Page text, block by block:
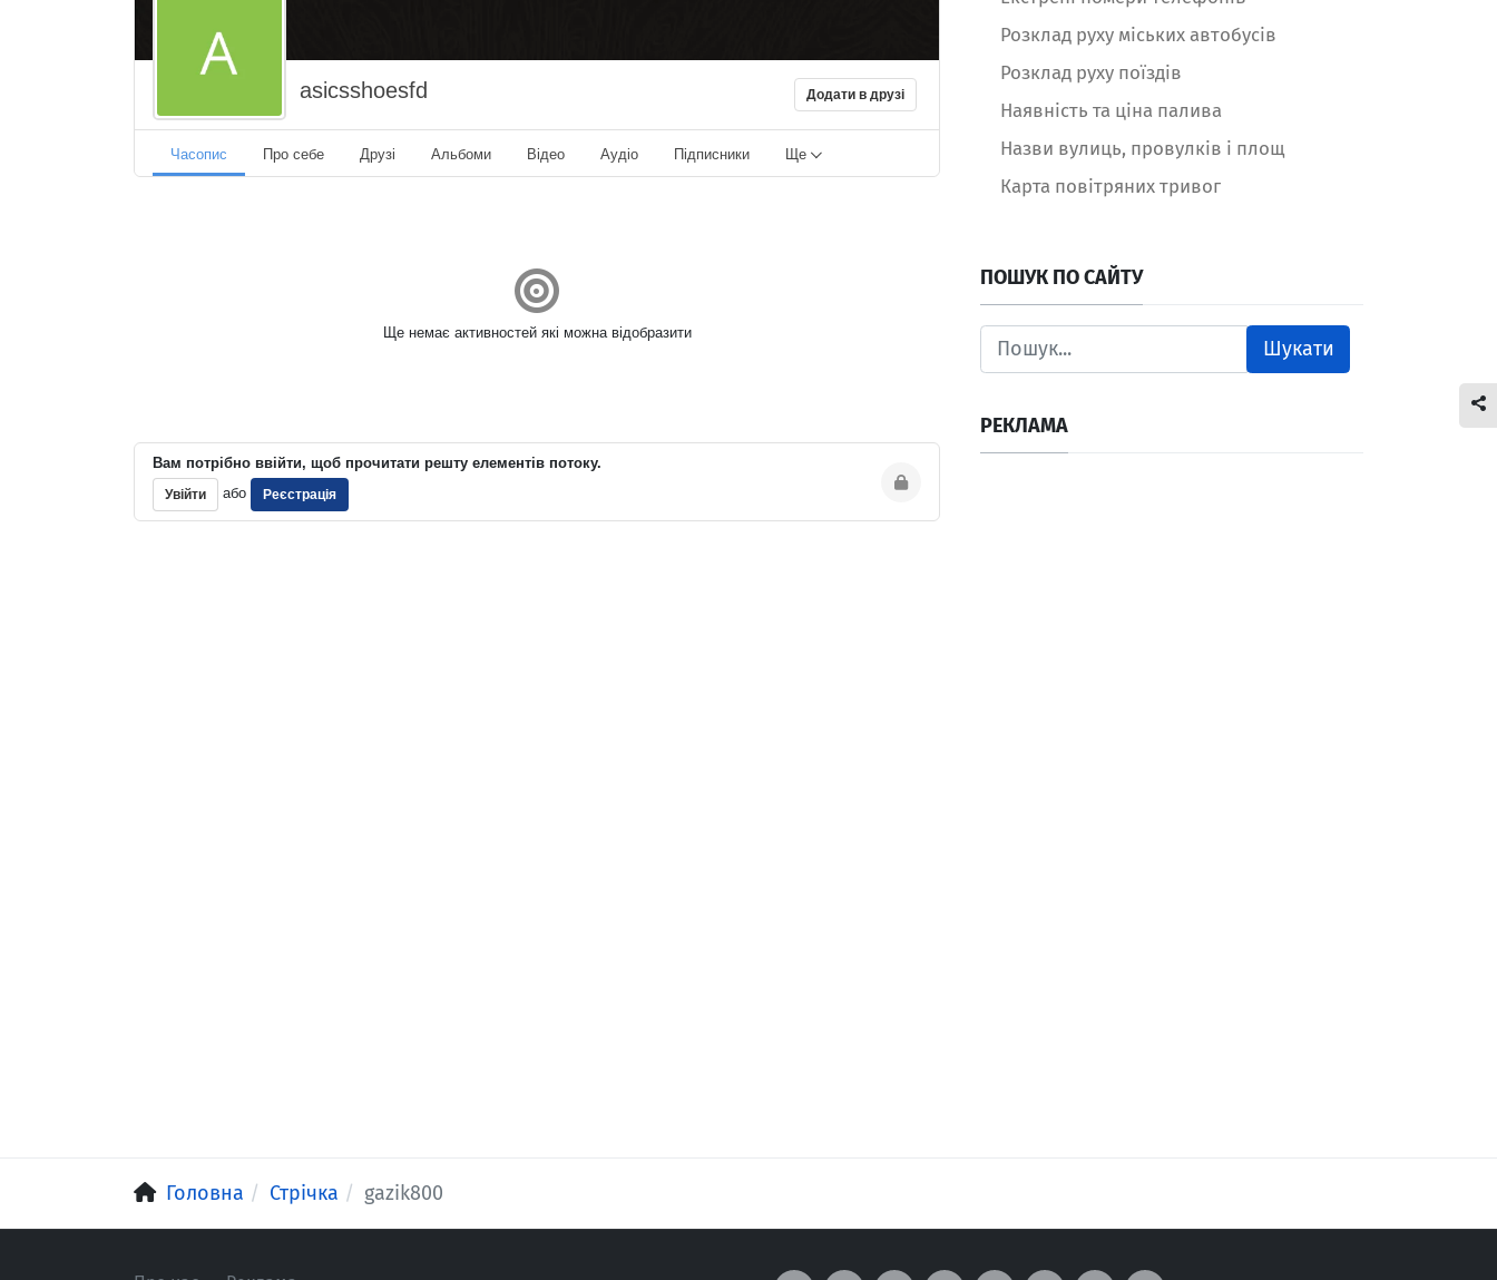
asicsshoesfd Додати в друзі
Часопис Про себе Друзі Альбоми Відео Аудіо Підписники Ще
Ще немає активностей які можна відобразити
Вам потрібно ввійти, щоб прочитати решту елементів потоку.
Увійти або Реєстрація
Розклад руху міських автобусів
Розклад руху поїздів
Наявність та ціна палива
Назви вулиць, провулків і площ
Карта повітряних тривог
ПОШУК ПО САЙТУ
Шукати
РЕКЛАМА
Головна Стрічка gazik800